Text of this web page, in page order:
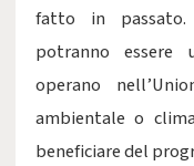
fatto in passato.
potranno essere
operano
ambientale o
beneficiare del